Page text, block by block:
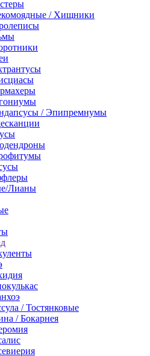
/ Хищники
/ Эпипремнумы
Лианы
/ Тостянковые
/ Бокарнея